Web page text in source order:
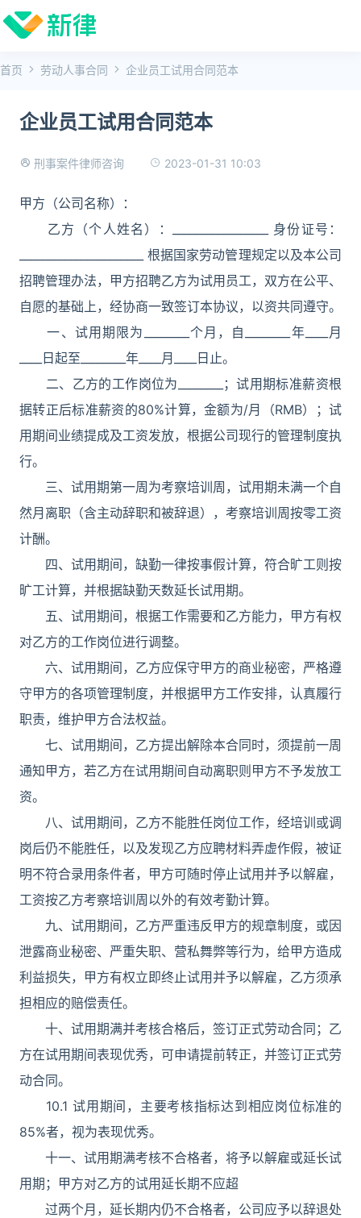
首页 劳动人事合同 企业员工试用合同范本
企业员工试用合同范本
刑事案件律师咨询 2023-01-31 10:03
甲方（公司名称）：
乙方（个人姓名）：_________________ 身份证号：
______________________ 根据国家劳动管理规定以及本公司
招聘管理办法，甲方招聘乙方为试用员工，双方在公平、
自愿的基础上，经协商一致签订本协议，以资共同遵守。
一、试用期限为________个月，自________年____月
____日起至________年____月____日止。
二、乙方的工作岗位为________；试用期标准薪资根
据转正后标准薪资的80%计算，金额为/月（RMB）；试
用期间业绩提成及工资发放，根据公司现行的管理制度执
行。
三、试用期第一周为考察培训周，试用期未满一个自
然月离职（含主动辞职和被辞退），考察培训周按零工资
计酬。
四、试用期间，缺勤一律按事假计算，符合旷工则按
旷工计算，并根据缺勤天数延长试用期。
五、试用期间，根据工作需要和乙方能力，甲方有权
对乙方的工作岗位进行调整。
六、试用期间，乙方应保守甲方的商业秘密，严格遵
守甲方的各项管理制度，并根据甲方工作安排，认真履行
职责，维护甲方合法权益。
七、试用期间，乙方提出解除本合同时，须提前一周
通知甲方，若乙方在试用期间自动离职则甲方不予发放工
资。
八、试用期间，乙方不能胜任岗位工作，经培训或调
岗后仍不能胜任，以及发现乙方应聘材料弄虚作假，被证
明不符合录用条件者，甲方可随时停止试用并予以解雇，
工资按乙方考察培训周以外的有效考勤计算。
九、试用期间，乙方严重违反甲方的规章制度，或因
泄露商业秘密、严重失职、营私舞弊等行为，给甲方造成
利益损失，甲方有权立即终止试用并予以解雇，乙方须承
担相应的赔偿责任。
十、试用期满并考核合格后，签订正式劳动合同；乙
方在试用期间表现优秀，可申请提前转正，并签订正式劳
动合同。
10.1 试用期间，主要考核指标达到相应岗位标准的
85%者，视为表现优秀。
十一、试用期满考核不合格者，将予以解雇或延长试
用期；甲方对乙方的试用延长期不应超
过两个月，延长期内仍不合格者，公司应予以辞退处